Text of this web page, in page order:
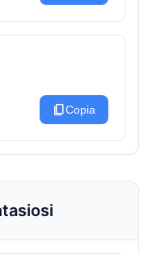
content_copyCopia